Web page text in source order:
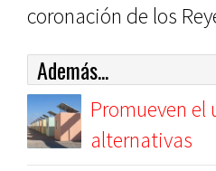
coronación de los
Además...
Promueven el
alternativas